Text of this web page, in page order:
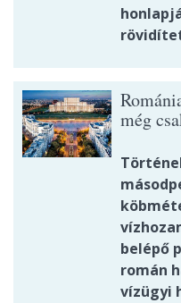
még
belépő
román
vízügyi